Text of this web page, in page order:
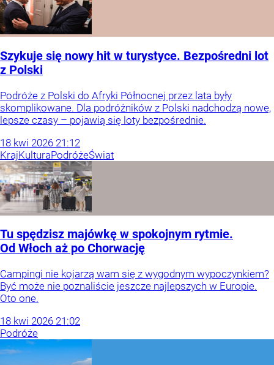
Szykuje się nowy hit w turystyce. Bezpośredni lot
z Polski
Podróże z Polski do Afryki Północnej przez lata były
skomplikowane. Dla podróżników z Polski nadchodzą nowe,
lepsze czasy – pojawią się loty bezpośrednie.
18 kwi 2026 21:12
KrajKulturaPodróżeŚwiat
Tu spędzisz majówkę w spokojnym rytmie.
Od Włoch aż po Chorwację
Campingi nie kojarzą wam się z wygodnym wypoczynkiem?
Być może nie poznaliście jeszcze najlepszych w Europie.
Oto one.
18 kwi 2026 21:02
Podróże